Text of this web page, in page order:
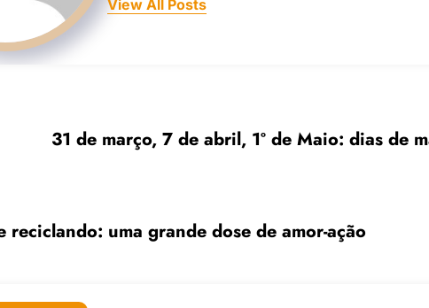
View All Posts
31 de março, 7 de abril, 1º de Maio: dias de
reciclando: uma grande dose de amor-ação